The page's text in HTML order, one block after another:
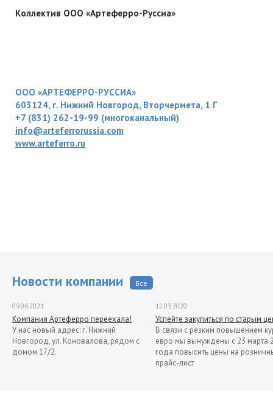
Коллектив ООО «Артеферро-Руссиа»
ООО «АРТЕФЕРРО-РУССИА»
603124, г. Нижний Новгород, Вторчермета, 1 Г
+7 (831) 262-19-99 (многоканальный)
info@arteferrorussia.com
www.arteferro.ru
Новости компании Все
09.06.2021
Компания Артеферро переехала!
У нас новый адрес: г. Нижний
Новгород, ул. Коновалова, рядом с
домом 17/2.
12.03.2020
Успейте закупиться по старым
В связи с резким повышением
евро мы вынуждены с 23 марта
года повысить цены на
прайс-лист